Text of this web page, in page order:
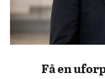
Få en